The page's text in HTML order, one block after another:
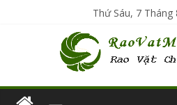
Thứ Sáu, 7 Tháng